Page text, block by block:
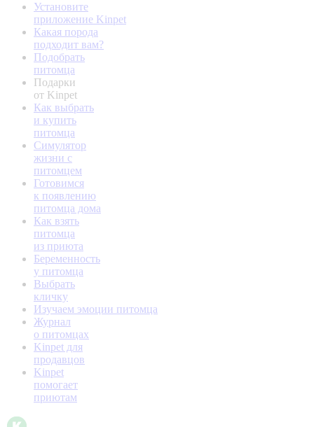
Установите
приложение Kinpet
Какая порода
подходит вам?
Подобрать
питомца
Подарки
от Kinpet
Как выбрать
и купить
питомца
Симулятор
жизни с
питомцем
Готовимся
к появлению
питомца дома
Как взять
питомца
из приюта
Беременность
у питомца
Выбрать
кличку
Изучаем эмоции питомца
Журнал
о питомцах
Kinpet для
продавцов
Kinpet
помогает
приютам